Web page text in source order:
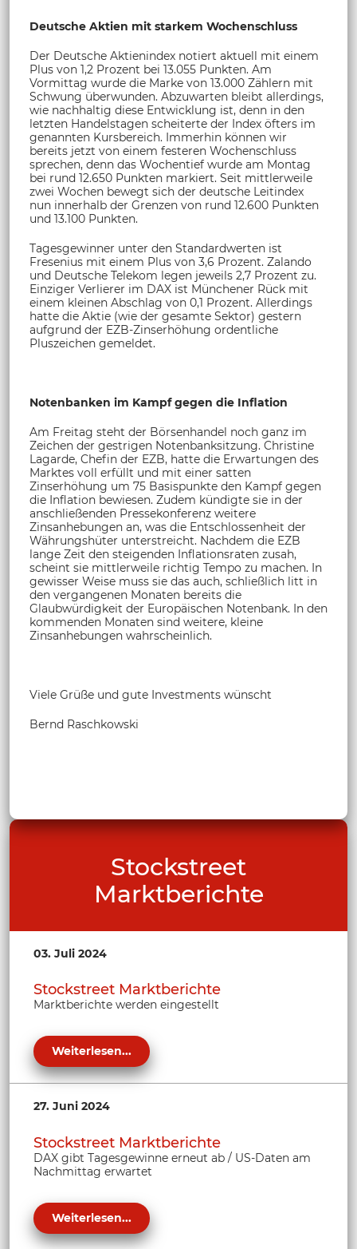
Deutsche Aktien mit starkem Wochenschluss
Der Deutsche Aktienindex notiert aktuell mit einem
Plus von 1,2 Prozent bei 13.055 Punkten. Am
Vormittag wurde die Marke von 13.000 Zählern mit
Schwung überwunden. Abzuwarten bleibt allerdings,
wie nachhaltig diese Entwicklung ist, denn in den
letzten Handelstagen scheiterte der Index öfters im
genannten Kursbereich. Immerhin können wir
bereits jetzt von einem festeren Wochenschluss
sprechen, denn das Wochentief wurde am Montag
bei rund 12.650 Punkten markiert. Seit mittlerweile
zwei Wochen bewegt sich der deutsche Leitindex
nun innerhalb der Grenzen von rund 12.600 Punkten
und 13.100 Punkten.
Tagesgewinner unter den Standardwerten ist
Fresenius mit einem Plus von 3,6 Prozent. Zalando
und Deutsche Telekom legen jeweils 2,7 Prozent zu.
Einziger Verlierer im DAX ist Münchener Rück mit
einem kleinen Abschlag von 0,1 Prozent. Allerdings
hatte die Aktie (wie der gesamte Sektor) gestern
aufgrund der EZB-Zinserhöhung ordentliche
Pluszeichen gemeldet.
Notenbanken im Kampf gegen die Inflation
Am Freitag steht der Börsenhandel noch ganz im
Zeichen der gestrigen Notenbanksitzung. Christine
Lagarde, Chefin der EZB, hatte die Erwartungen des
Marktes voll erfüllt und mit einer satten
Zinserhöhung um 75 Basispunkte den Kampf gegen
die Inflation bewiesen. Zudem kündigte sie in der
anschließenden Pressekonferenz weitere
Zinsanhebungen an, was die Entschlossenheit der
Währungshüter unterstreicht. Nachdem die EZB
lange Zeit den steigenden Inflationsraten zusah,
scheint sie mittlerweile richtig Tempo zu machen. In
gewisser Weise muss sie das auch, schließlich litt in
den vergangenen Monaten bereits die
Glaubwürdigkeit der Europäischen Notenbank. In den
kommenden Monaten sind weitere, kleine
Zinsanhebungen wahrscheinlich.
Viele Grüße und gute Investments wünscht
Bernd Raschkowski
Stockstreet
Marktberichte
03. Juli 2024
Stockstreet Marktberichte
Marktberichte werden eingestellt
Weiterlesen...
27. Juni 2024
Stockstreet Marktberichte
DAX gibt Tagesgewinne erneut ab / US-Daten am
Nachmittag erwartet
Weiterlesen...